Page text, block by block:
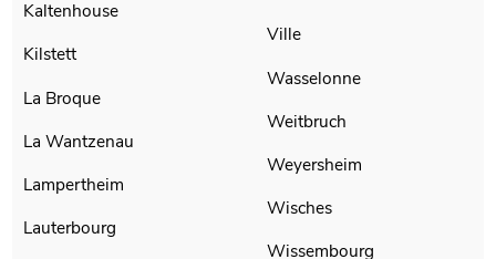
Kaltenhouse
Kilstett
La Broque
La Wantzenau
Lampertheim
Lauterbourg
Ville
Wasselonne
Weitbruch
Weyersheim
Wisches
Wissembourg